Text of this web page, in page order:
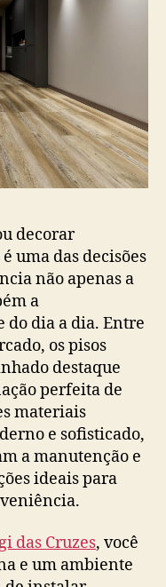
decorar
uma das decisões
não apenas a
a
dia a dia. Entre
os pisos
destaque
perfeita de
materiais
e sofisticado,
a manutenção e
ideais para
das Cruzes, você
e um ambiente